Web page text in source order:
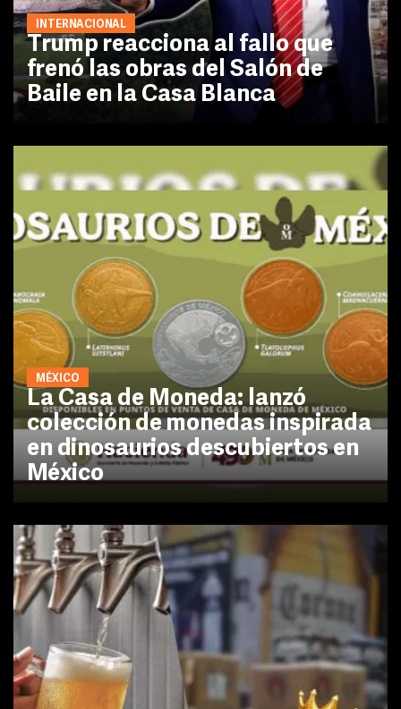
INTERNACIONAL
Trump reacciona al fallo que
frenó las obras del Salón de
Baile en la Casa Blanca
MÉXICO
La Casa de Moneda: lanzó
colección de monedas inspirada
en dinosaurios descubiertos en
México